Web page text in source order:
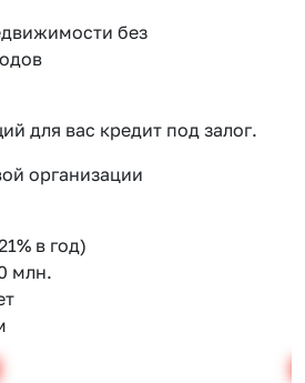
без
для вас кредит под залог.
организации
в год)
млн.